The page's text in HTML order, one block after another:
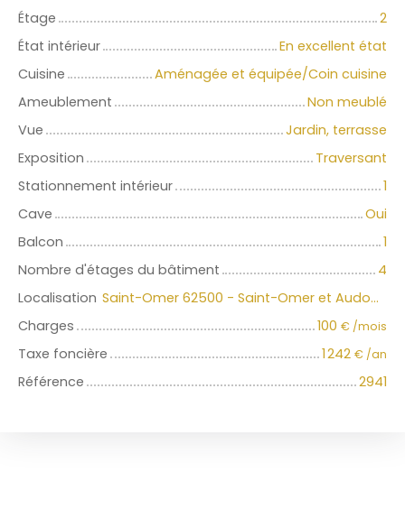
Étage
2
État intérieur
En excellent état
Cuisine
Aménagée et équipée/Coin cuisine
Ameublement
Non meublé
Vue
Jardin, terrasse
Exposition
Traversant
Stationnement intérieur
1
Cave
Oui
Balcon
1
Nombre d'étages du bâtiment
4
Localisation
Saint-Omer 62500 - Saint-Omer et Audomarois
Charges
100 € /mois
Taxe foncière 1 242 € /an
Référence 2941